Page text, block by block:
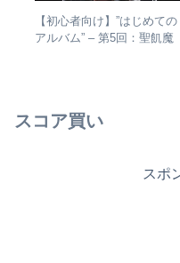
【初心者向け】”はじめての
アルバム” – 第5回：聖飢魔
スコア買い
スポ